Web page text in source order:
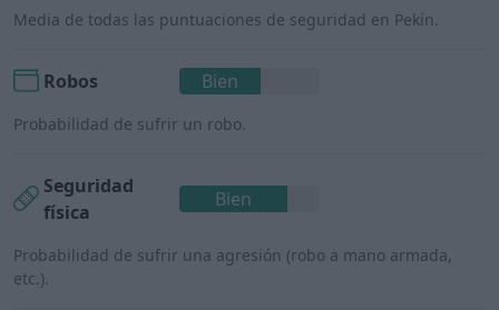
Media de todas las puntuaciones de seguridad en Pekín.
Robos Bien
Probabilidad de sufrir un robo.
Seguridad
física
Bien
Probabilidad de sufrir una agresión (robo a mano armada,
etc.).